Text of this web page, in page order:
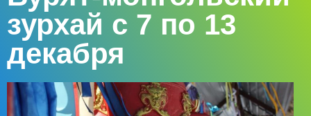
зурхай с 7 по 13
декабря